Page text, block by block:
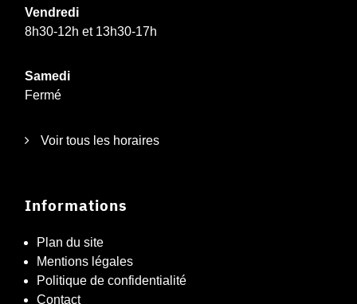
Vendredi
8h30-12h et 13h30-17h
Samedi
Fermé
Voir tous les horaires
Informations
Plan du site
Mentions légales
Politique de confidentialité
Contact